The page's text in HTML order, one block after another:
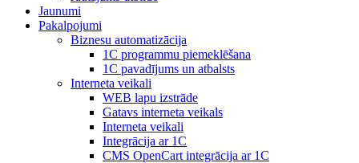
Jaunumi
Pakalpojumi
Biznesu automatizācija
1С programmu piemeklēšana
1С pavadījums un atbalsts
Interneta veikali
WEB lapu izstrāde
Gatavs interneta veikals
Interneta veikali
Integrācija ar 1C
CMS OpenCart integrācija ar 1C